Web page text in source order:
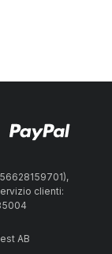
clienti:
AB